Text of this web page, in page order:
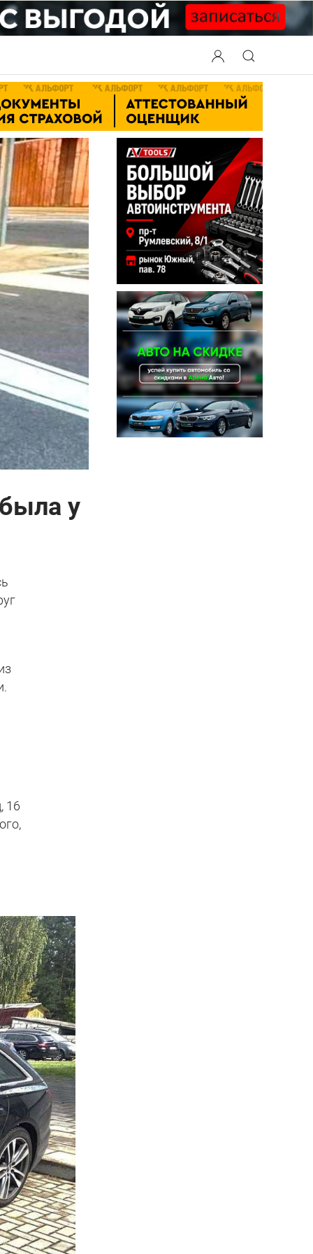
у
16